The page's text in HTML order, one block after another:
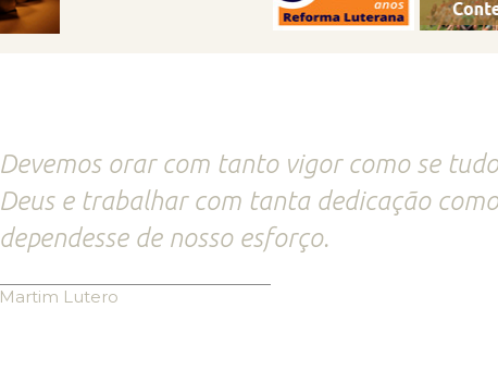
Devemos orar com tanto vigor como se
Deus e trabalhar com tanta dedicação
dependesse de nosso esforço.
Martim Lutero